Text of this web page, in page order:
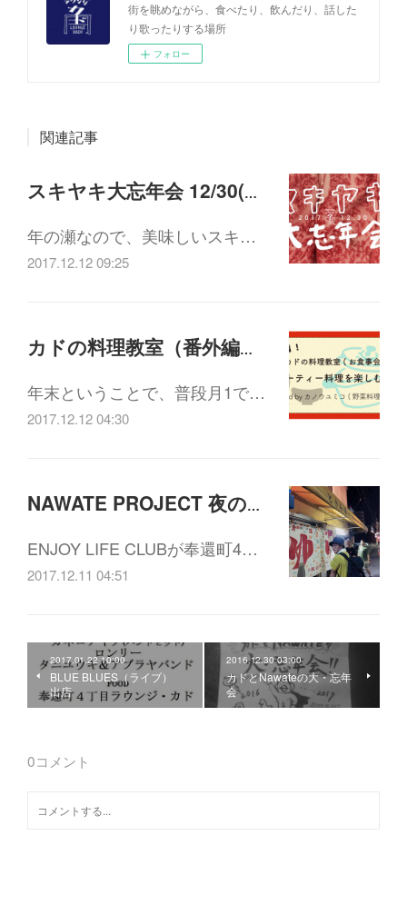
街を眺めながら、食べたり、飲んだり、話した
り歌ったりする場所
フォロー
関連記事
スキヤキ大忘年会 12/30(土)18:00-21:30
年の瀬なので、美味しいスキ…
2017.12.12 09:25
カドの料理教室（番外編）「パーティー料理を楽しむ会」12/26(火)19:00-21:30
年末ということで、普段月1で…
2017.12.12 04:30
NAWATE PROJECT 夜の茶話会vol.6 「奉還町 幻の4丁目会議」12/19(火)19:30-21:00
ENJOY LIFE CLUBが奉還町4…
2017.12.11 04:51
2017.01.22 10:00
BLUE BLUES（ライブ）
出店
2016.12.30 03:00
カドとNawateの大・忘年
会
0コメント